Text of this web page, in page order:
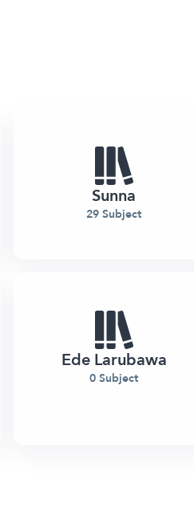
Sunna
29 Subject
Ede Larubawa
0 Subject